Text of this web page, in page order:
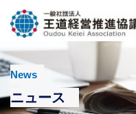
News
ニュース